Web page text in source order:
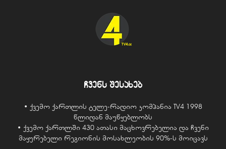
ჩვენს შესახებ
• ქვემო ქართლის ტელე-რადიო კომპანია TV4 1998
წლიდან მაუწყებლობს
• ქვემო ქართლში 430 ათასი მაცხოვრებელია და ჩვენი
მაყურებელი რეგიონის მოსახლეობის 90%-ს მოიცავს